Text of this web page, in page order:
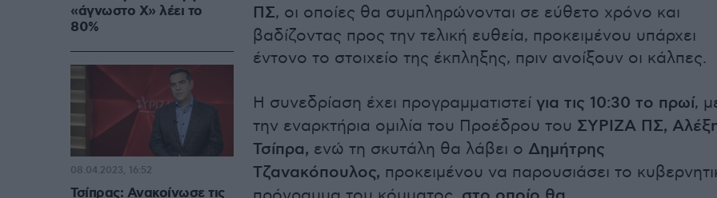
ΠΣ, οι οποίες θα συμπληρώνονται σε εύθετο χρόνο και
βαδίζοντας προς την τελική ευθεία, προκειμένου υπάρχει
έντονο το στοιχείο της έκπληξης, πριν ανοίξουν οι κάλπες.
Η συνεδρίαση έχει προγραμματιστεί για τις 10:30 το πρωί,
την εναρκτήρια ομιλία του Προέδρου του ΣΥΡΙΖΑ ΠΣ,
Τσίπρα, ενώ τη σκυτάλη θα λάβει ο Δημήτρης
Τζανακόπουλος, προκειμένου να παρουσιάσει το
«άγνωστο Χ» λέει το
80%
Τσίπρας: Ανακοίνωσε τις
08.04.2023, 16:52